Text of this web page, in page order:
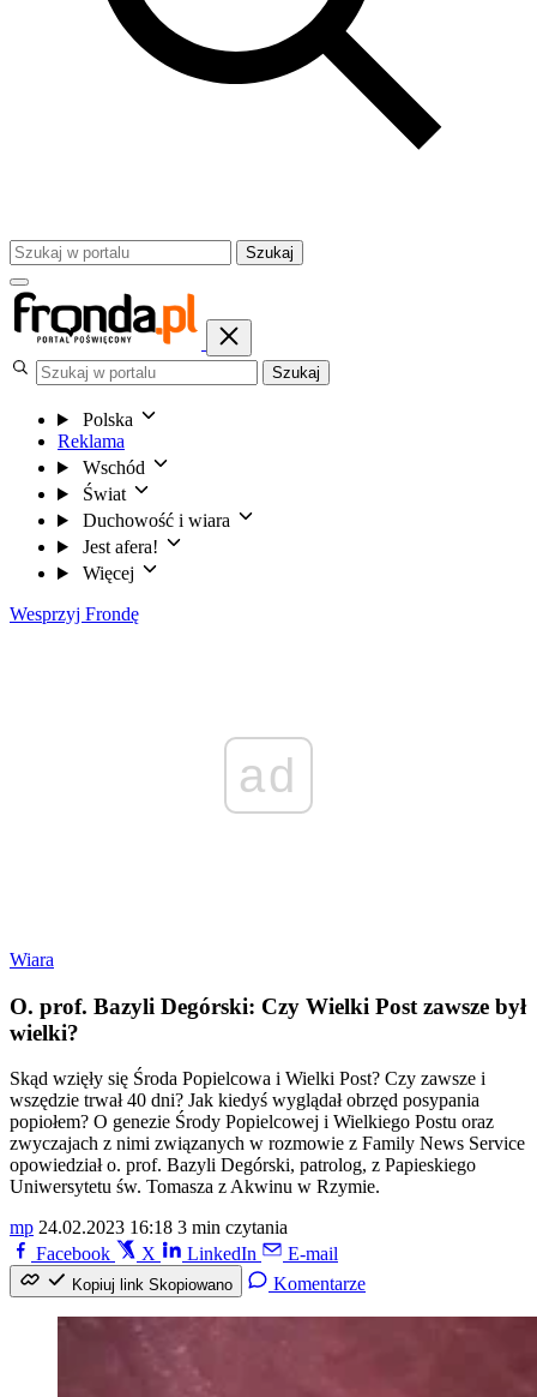
Szukaj
Szukaj
Polska
Reklama
Wschód
Świat
Duchowość i wiara
Jest afera!
Więcej
Wesprzyj Frondę
ad
Wiara
O. prof. Bazyli Degórski: Czy Wielki Post zawsze był
wielki?
Skąd wzięły się Środa Popielcowa i Wielki Post? Czy zawsze i
wszędzie trwał 40 dni? Jak kiedyś wyglądał obrzęd posypania
popiołem? O genezie Środy Popielcowej i Wielkiego Postu oraz
zwyczajach z nimi związanych w rozmowie z Family News Service
opowiedział o. prof. Bazyli Degórski, patrolog, z Papieskiego
Uniwersytetu św. Tomasza z Akwinu w Rzymie.
mp 24.02.2023 16:18 3 min czytania
Facebook
X LinkedIn E-mail
Kopiuj link Skopiowano Komentarze